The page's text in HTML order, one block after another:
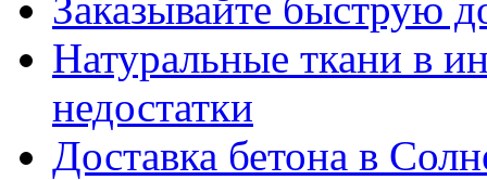
Натуральные ткани в
недостатки
Доставка бетона в